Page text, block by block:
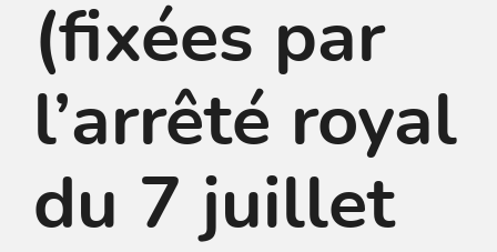
(fixées par
l’arrêté royal
du 7 juillet